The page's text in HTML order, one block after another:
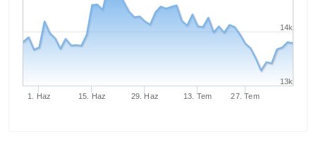
1. Haz 15. Haz 29. Haz 13. Tem 27. Tem
13k
14k